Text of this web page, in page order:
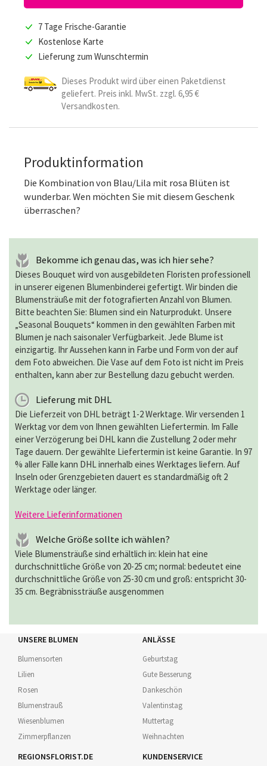
7 Tage Frische-Garantie
Kostenlose Karte
Lieferung zum Wunschtermin
Dieses Produkt wird über einen Paketdienst
geliefert. Preis inkl. MwSt. zzgl. 6,95 €
Versandkosten.
Produktinformation
Die Kombination von Blau/Lila mit rosa Blüten ist
wunderbar. Wen möchten Sie mit diesem Geschenk
überraschen?
Bekomme ich genau das, was ich hier sehe?
Dieses Bouquet wird von ausgebildeten Floristen professionell
in unserer eigenen Blumenbinderei gefertigt. Wir binden die
Blumensträuße mit der fotografierten Anzahl von Blumen.
Bitte beachten Sie: Blumen sind ein Naturprodukt. Unsere
„Seasonal Bouquets“ kommen in den gewählten Farben mit
Blumen je nach saisonaler Verfügbarkeit. Jede Blume ist
einzigartig. Ihr Aussehen kann in Farbe und Form von der auf
dem Foto abweichen. Die Vase auf dem Foto ist nicht im Preis
enthalten, kann aber zur Bestellung dazu gebucht werden.
Lieferung mit DHL
Die Lieferzeit von DHL beträgt 1-2 Werktage. Wir versenden 1
Werktag vor dem von Ihnen gewählten Liefertermin. Im Falle
einer Verzögerung bei DHL kann die Zustellung 2 oder mehr
Tage dauern. Der gewählte Liefertermin ist keine Garantie. In 97
% aller Fälle kann DHL innerhalb eines Werktages liefern. Auf
Inseln oder Grenzgebieten dauert es standardmäßig oft 2
Werktage oder länger.
Weitere Lieferinformationen
Welche Größe sollte ich wählen?
Viele Blumensträuße sind erhältlich in: klein hat eine
durchschnittliche Größe von 20-25 cm; normal: bedeutet eine
durchschnittliche Größe von 25-30 cm und groß: entspricht 30-
35 cm. Begräbnissträuße ausgenommen
UNSERE BLUMEN
Blumensorten
Lilien
Rosen
Blumenstrauß
Wiesenblumen
Zimmerpflanzen
ANLÄSSE
Geburtstag
Gute Besserung
Dankeschön
Valentinstag
Muttertag
Weihnachten
REGIONSFLORIST.DE KUNDENSERVICE